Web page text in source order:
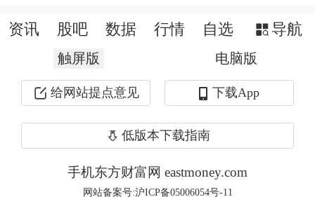
性、创新性要求，严守财务真实性底
线，从源头提高上市公司质量；同时，
提高审核问询针对性，坚持重要性原
则，不断提升监管透明度。
要炒股，先开户。立即开户上车>>
资讯 股吧 数据 行情 自选 导航
触屏版 电脑版
给网站提点意见 下载App
低版本下载指南
手机东方财富网 eastmoney.com
网站备案号:沪ICP备05006054号-11